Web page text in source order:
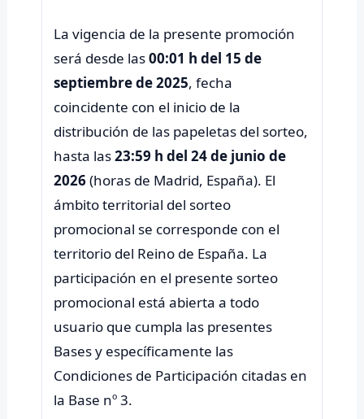
La vigencia de la presente promoción
será desde las00:01 h del 15 de
septiembre de 2025, fecha
coincidente con el inicio de la
distribución de las papeletas del sorteo,
hasta las23:59 h del 24 de junio de
2026(horas de Madrid, España). El
ámbito territorial del sorteo
promocional se corresponde con el
territorio del Reino de España. La
participación en el presente sorteo
promocional está abierta a todo
usuario que cumpla las presentes
Bases y específicamente las
Condiciones de Participación citadas en
la Base nº 3.